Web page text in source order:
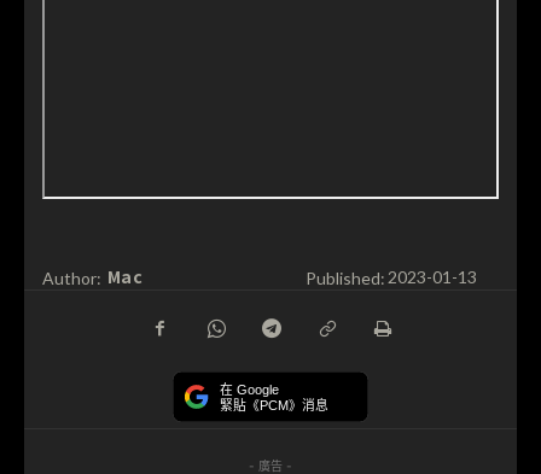
Author: Mac Published:2023-01-13
在 Google
緊貼《PCM》消息
- 廣告 -